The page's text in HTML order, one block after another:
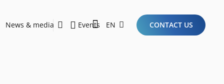
News & media Events EN CONTACT US